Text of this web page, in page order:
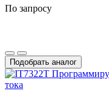
По запросу
Подобрать аналог